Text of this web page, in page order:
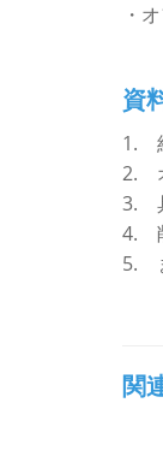
・
資
1.
2.
3.
4.
5.
関